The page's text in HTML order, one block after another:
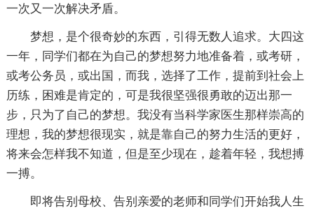
一次又一次解决矛盾。
梦想，是个很奇妙的东西，引得无数人追求。大四这
一年，同学们都在为自己的梦想努力地准备着，或考研，
或考公务员，或出国，而我，选择了工作，提前到社会上
历练，困难是肯定的，可是我很坚强很勇敢的迈出那一
步，只为了自己的梦想。我没有当科学家医生那样崇高的
理想，我的梦想很现实，就是靠自己的努力生活的更好，
将来会怎样我不知道，但是至少现在，趁着年轻，我想搏
一搏。
即将告别母校、告别亲爱的老师和同学们开始我人生